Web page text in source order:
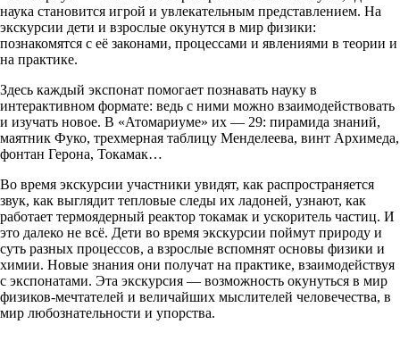
наука становится игрой и увлекательным представлением. На
экскурсии дети и взрослые окунутся в мир физики:
познакомятся с её законами, процессами и явлениями в теории и
на практике.
Здесь каждый экспонат помогает познавать науку в
интерактивном формате: ведь с ними можно взаимодействовать
и изучать новое. В «Атомариуме» их — 29: пирамида знаний,
маятник Фуко, трехмерная таблицу Менделеева, винт Архимеда,
фонтан Герона, Токамак…
Во время экскурсии участники увидят, как распространяется
звук, как выглядит тепловые следы их ладоней, узнают, как
работает термоядерный реактор токамак и ускоритель частиц. И
это далеко не всё. Дети во время экскурсии поймут природу и
суть разных процессов, а взрослые вспомнят основы физики и
химии. Новые знания они получат на практике, взаимодействуя
с экспонатами. Эта экскурсия — возможность окунуться в мир
физиков-мечтателей и величайших мыслителей человечества, в
мир любознательности и упорства.